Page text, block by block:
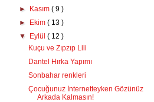
►
Kasım( 9 )
►
Ekim( 13 )
▼
Eylül( 12 )
Kuçu ve Zıpzıp Lili
Dantel Hırka Yapımı
Sonbahar renkleri
Çocuğunuz İnternetteyken Gözünüz
Arkada Kalmasın!